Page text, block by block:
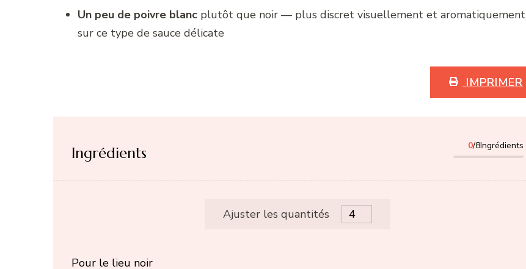
Un peu de poivre blanc plutôt que noir — plus discret visuellement et aromatiquement
sur ce type de sauce délicate
IMPRIMER
Ingrédients 0/8Ingrédients
Ajuster les quantités
Pour le lieu noir